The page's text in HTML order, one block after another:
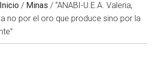
Inicio / Minas / “ANABI-U.E.A. Valeria,
no por el oro que produce sino por la